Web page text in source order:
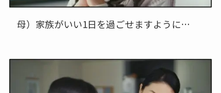
母）家族がいい1日を過ごせますように…